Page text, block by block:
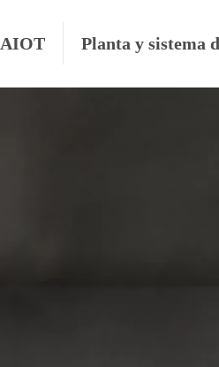
AIOT Planta y sistema